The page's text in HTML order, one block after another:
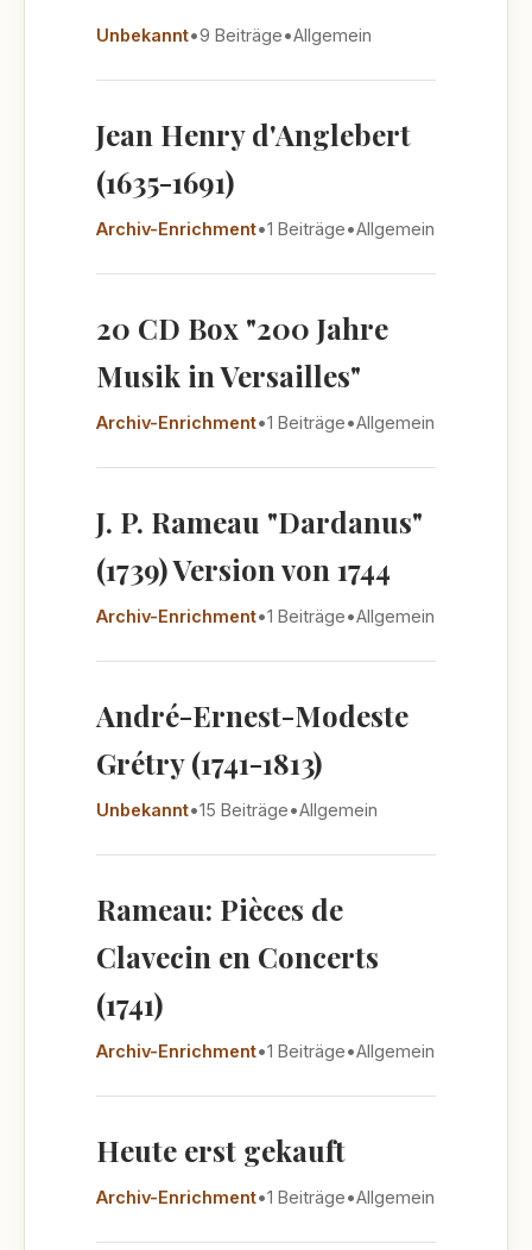
Unbekannt•9 Beiträge•Allgemein
Jean Henry d'Anglebert
(1635-1691)
Archiv-Enrichment•1 Beiträge•Allgemein
20 CD Box "200 Jahre
Musik in Versailles"
Archiv-Enrichment•1 Beiträge•Allgemein
J. P. Rameau "Dardanus"
(1739) Version von 1744
Archiv-Enrichment•1 Beiträge•Allgemein
André-Ernest-Modeste
Grétry (1741-1813)
Unbekannt•15 Beiträge•Allgemein
Rameau: Pièces de
Clavecin en Concerts
(1741)
Archiv-Enrichment•1 Beiträge•Allgemein
Heute erst gekauft
Archiv-Enrichment•1 Beiträge•Allgemein